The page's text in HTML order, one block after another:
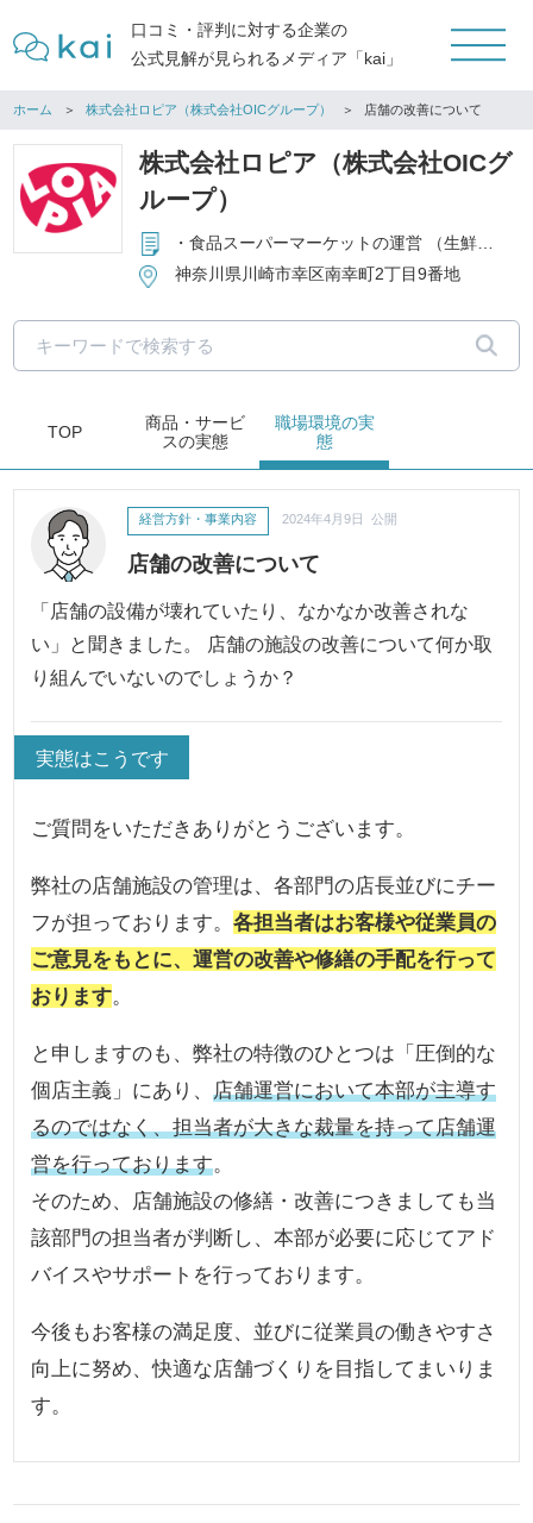
口コミ・評判に対する企業の
公式見解が見られるメディア「kai」
ホーム 株式会社ロピア（株式会社OICグループ） 店舗の改善について
株式会社ロピア（株式会社OICグ
ループ）
・食品スーパーマーケットの運営 （生鮮食料品・一般食料品・酒類などの販売） ・食肉専門店の運営 ・手造りハム・ソーセージ等の製造販売 ・食品の輸入貿易
神奈川県川崎市幸区南幸町2丁目9番地
TOP
商品・サービ
スの実態
職場環境の実
態
店舗の改善について
経営方針・事業内容 2024年4月9日 公開
「店舗の設備が壊れていたり、なかなか改善されな
い」と聞きました。 店舗の施設の改善について何か取
り組んでいないのでしょうか？
実態はこうです
ご質問をいただきありがとうございます。
弊社の店舗施設の管理は、各部門の店長並びにチー
フが担っております。各担当者はお客様や従業員の
ご意見をもとに、運営の改善や修繕の手配を行って
おります。
と申しますのも、弊社の特徴のひとつは「圧倒的な
個店主義」にあり、店舗運営において本部が主導す
るのではなく、担当者が大きな裁量を持って店舗運
営を行っております。
そのため、店舗施設の修繕・改善につきましても当
該部門の担当者が判断し、本部が必要に応じてアド
バイスやサポートを行っております。
今後もお客様の満足度、並びに従業員の働きやすさ
向上に努め、快適な店舗づくりを目指してまいりま
す。